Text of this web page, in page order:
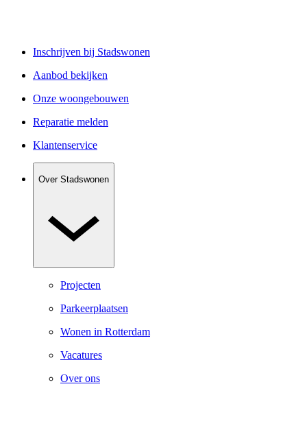
Inschrijven bij Stadswonen
Aanbod bekijken
Onze woongebouwen
Reparatie melden
Klantenservice
Over Stadswonen
Projecten
Parkeerplaatsen
Wonen in Rotterdam
Vacatures
Over ons